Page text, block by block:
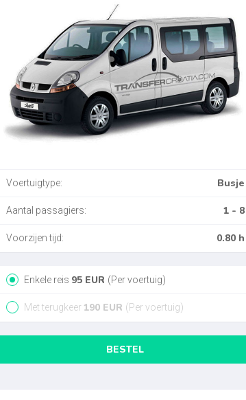
Voertuigtype: Busje
Aantal passagiers: 1 - 8
Voorzijen tijd: 0.80 h
Enkele reis 95 EUR (Per voertuig)
Met terugkeer 190 EUR (Per voertuig)
BESTEL